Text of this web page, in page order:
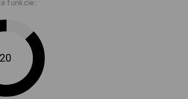
funkcie:
20